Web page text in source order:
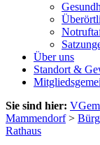
Über uns
Standort &
Sie sind hier: VGem
Mammendorf>
Rathaus